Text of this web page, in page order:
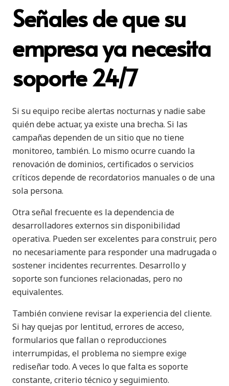
Señales de que su
empresa ya necesita
soporte 24/7
Si su equipo recibe alertas nocturnas y nadie sabe
quién debe actuar, ya existe una brecha. Si las
campañas dependen de un sitio que no tiene
monitoreo, también. Lo mismo ocurre cuando la
renovación de dominios, certificados o servicios
críticos depende de recordatorios manuales o de una
sola persona.
Otra señal frecuente es la dependencia de
desarrolladores externos sin disponibilidad
operativa. Pueden ser excelentes para construir, pero
no necesariamente para responder una madrugada o
sostener incidentes recurrentes. Desarrollo y
soporte son funciones relacionadas, pero no
equivalentes.
También conviene revisar la experiencia del cliente.
Si hay quejas por lentitud, errores de acceso,
formularios que fallan o reproducciones
interrumpidas, el problema no siempre exige
rediseñar todo. A veces lo que falta es soporte
constante, criterio técnico y seguimiento.